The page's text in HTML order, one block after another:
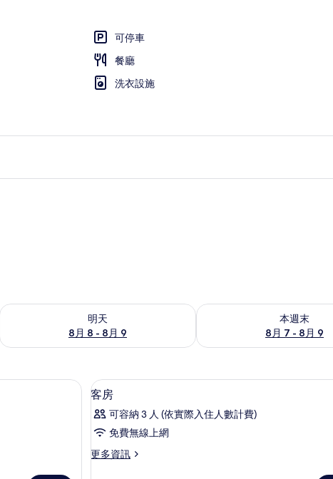
可停車
餐廳
洗衣設施
明天
8月 8 - 8月 9
查看明天 (8月 8 - 8月 9) 的供應情況
本週末
8月 7 - 8月 9
查看本週末 (8月 7 - 8月 9)
遮光布/窗簾、搖籃/嬰兒床
顯
示
客
的
羽絨被、書桌、遮光布/
13
客房
可容納 3 人 (依實際入住人數計費)
免費無線上網
更多資訊
更